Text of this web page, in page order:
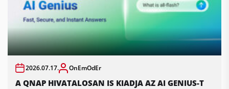
2026.07.17. OnEmOdEr
A QNAP HIVATALOSAN IS KIADJA AZ AI GENIUS-T